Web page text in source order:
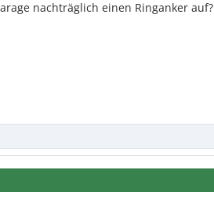
nachträglich einen Ringanker auf?